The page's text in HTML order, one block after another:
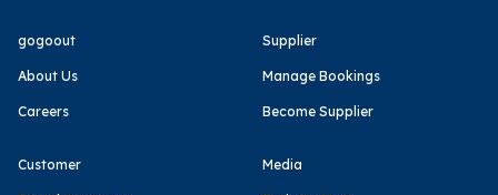
gogoout
About Us
Careers
Supplier
Manage Bookings
Become Supplier
Customer Media